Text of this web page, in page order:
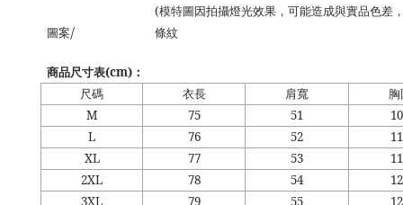
(模特圖因拍攝燈光效果，可能造成與實品色差
圖案/ 條紋
商品尺寸表(cm) ：
尺碼
衣長 肩寬
M
75 51
L
76 52
XL
77 53
2XL
78 54
3XL
79 55